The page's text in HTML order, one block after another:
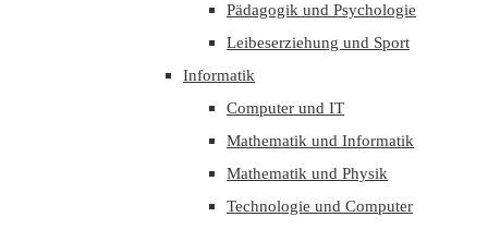
Pädagogik und Psychologie
Leibeserziehung und Sport
Informatik
Computer und IT
Mathematik und Informatik
Mathematik und Physik
Technologie und Computer